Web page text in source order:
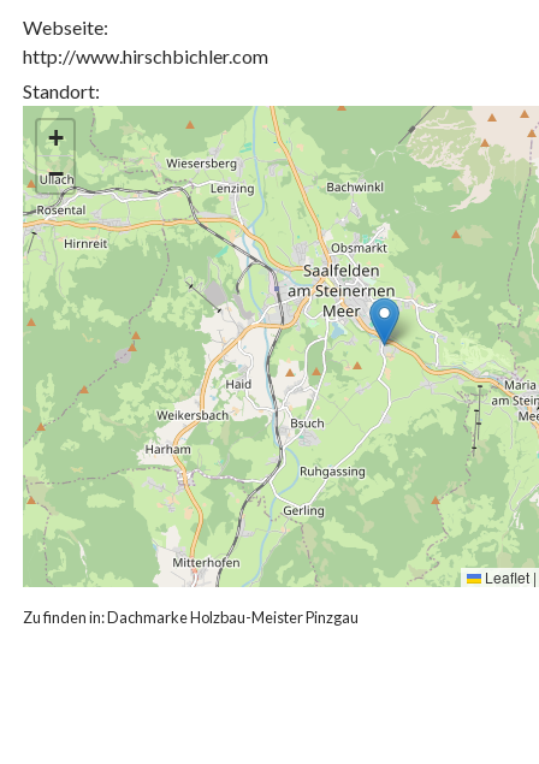
Webseite:
http://www.hirschbichler.com
Standort:
+
−
Leaflet |
Zu finden in:Dachmarke Holzbau-Meister Pinzgau